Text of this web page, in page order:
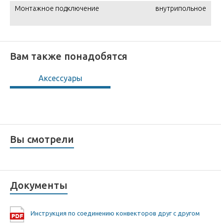
Монтажное подключение внутрипольное
Вам также понадобятся
Аксессуары
Вы смотрели
Документы
Инструкция по соединению конвекторов друг с другом